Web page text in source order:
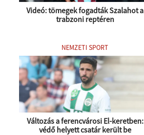
Videó: tömegek fogadták Szalahot a
trabzoni reptéren
NEMZETI SPORT
Változás a ferencvárosi El-keretben:
védő helyett csatár került be